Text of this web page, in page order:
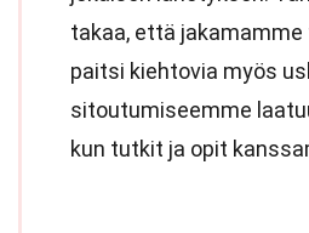
takaa, että
paitsi kiehtovia myös
sitoutumiseemme
kun tutkit ja opit